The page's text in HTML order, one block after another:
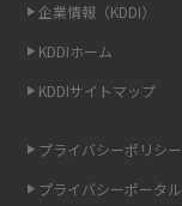
LINEの通知がこない時
スマホのウィジェット
企業情報（KDDI）
KDDIホーム
KDDIサイトマップ
プライバシーポリシー
プライバシーポータル